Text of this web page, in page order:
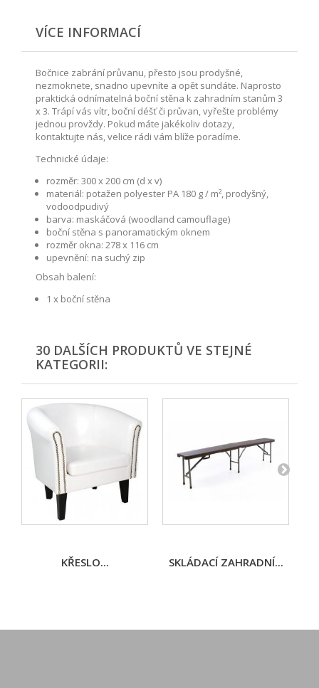
VÍCE INFORMACÍ
Bočnice zabrání průvanu, přesto jsou prodyšné,
nezmoknete, snadno upevníte a opět sundáte. Naprosto
praktická odnímatelná boční stěna k zahradním stanům 3
x 3. Trápí vás vítr, boční déšť či průvan, vyřešte problémy
jednou provždy. Pokud máte jakékoliv dotazy,
kontaktujte nás, velice rádi vám blíže poradíme.
Technické údaje:
rozměr: 300 x 200 cm (d x v)
materiál: potažen polyester PA 180 g / m², prodyšný,
vodoodpudivý
barva: maskáčová (woodland camouflage)
boční stěna s panoramatickým oknem
rozměr okna: 278 x 116 cm
upevnění: na suchý zip
Obsah balení:
1 x boční stěna
30 DALŠÍCH PRODUKTŮ VE STEJNÉ
KATEGORII:
KŘESLO... SKLÁDACÍ ZAHRADNÍ...